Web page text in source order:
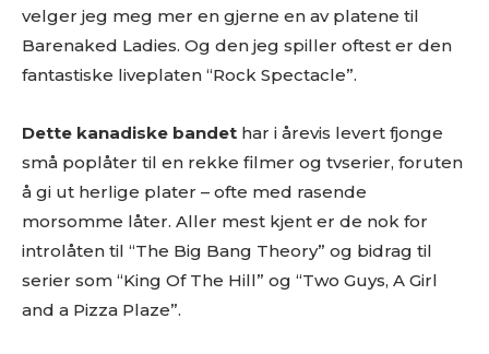
velger jeg meg mer en gjerne en av platene til
Barenaked Ladies. Og den jeg spiller oftest er den
fantastiske liveplaten “Rock Spectacle”.
Dette kanadiske bandet har i årevis levert fjonge
små poplåter til en rekke filmer og tvserier, foruten
å gi ut herlige plater – ofte med rasende
morsomme låter. Aller mest kjent er de nok for
introlåten til “The Big Bang Theory” og bidrag til
serier som “King Of The Hill” og “Two Guys, A Girl
and a Pizza Plaze”.